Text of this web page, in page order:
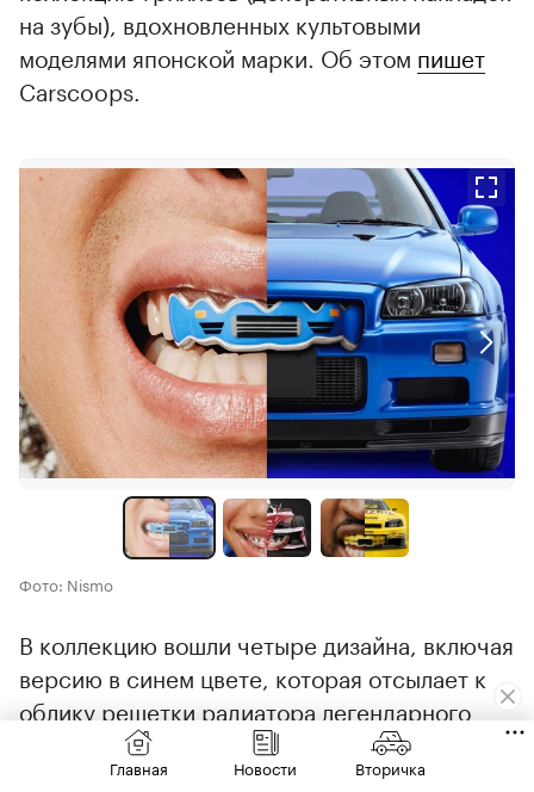
на зубы), вдохновленных культовыми
моделями японской марки. Об этом пишет
Carscoops.
Фото: Nismo
В коллекцию вошли четыре дизайна, включая
версию в синем цвете, которая отсылает к
облику решетки радиатора легендарного
Skyline R34 GT-R — с характерными
черными вставками и янтарными
Главная Новости Вторичка